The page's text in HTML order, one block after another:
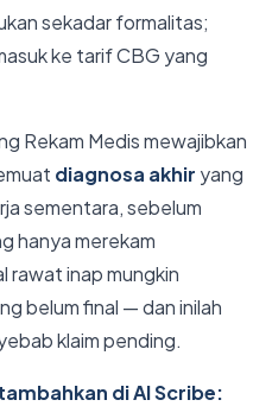
sekadar formalitas;
ke tarif CBG yang
Rekam Medis mewajibkan
diagnosa akhir yang
sementara, sebelum
hanya merekam
rawat inap mungkin
belum final — dan inilah
klaim pending.
di AI Scribe: